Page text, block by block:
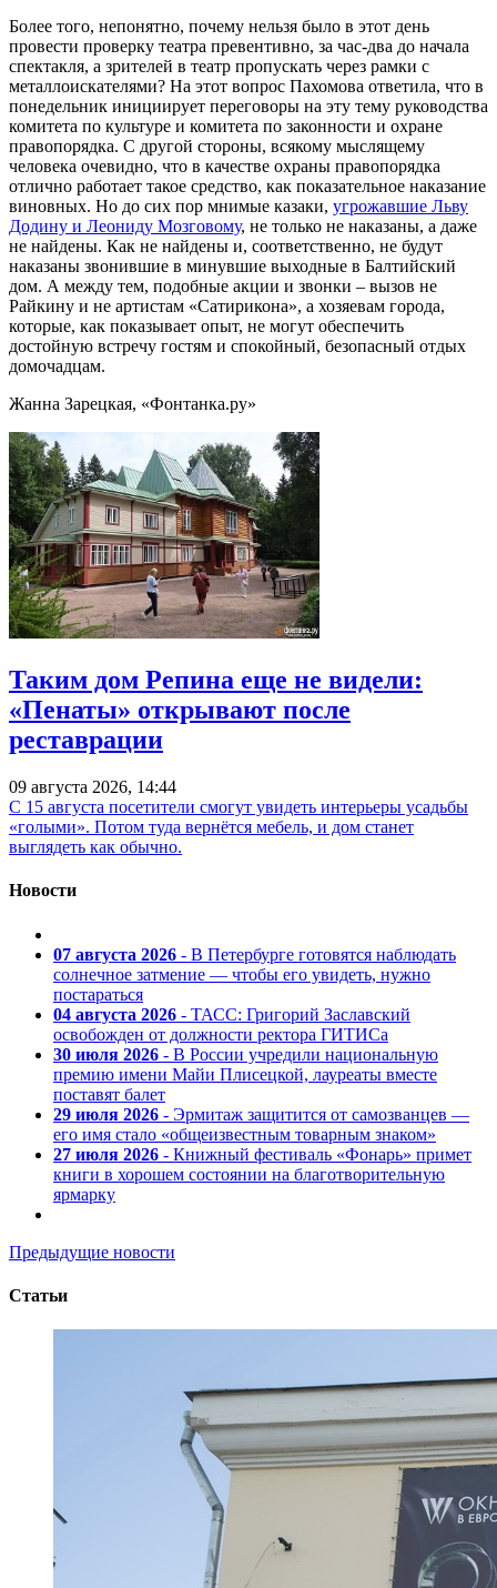
Более того, непонятно, почему нельзя было в этот день
провести проверку театра превентивно, за час-два до начала
спектакля, а зрителей в театр пропускать через рамки с
металлоискателями? На этот вопрос Пахомова ответила, что в
понедельник инициирует переговоры на эту тему руководства
комитета по культуре и комитета по законности и охране
правопорядка. С другой стороны, всякому мыслящему
человека очевидно, что в качестве охраны правопорядка
отлично работает такое средство, как показательное наказание
виновных. Но до сих пор мнимые казаки, угрожавшие Льву
Додину и Леониду Мозговому, не только не наказаны, а даже
не найдены. Как не найдены и, соответственно, не будут
наказаны звонившие в минувшие выходные в Балтийский
дом. А между тем, подобные акции и звонки – вызов не
Райкину и не артистам «Сатирикона», а хозяевам города,
которые, как показывает опыт, не могут обеспечить
достойную встречу гостям и спокойный, безопасный отдых
домочадцам.
Жанна Зарецкая, «Фонтанка.ру»
Таким дом Репина еще не видели:
«Пенаты» открывают после
реставрации
09 августа 2026, 14:44
С 15 августа посетители смогут увидеть интерьеры усадьбы
«голыми». Потом туда вернётся мебель, и дом станет
выглядеть как обычно.
Новости
07 августа 2026 - В Петербурге готовятся наблюдать
солнечное затмение — чтобы его увидеть, нужно
постараться
04 августа 2026 - ТАСС: Григорий Заславский
освобожден от должности ректора ГИТИСа
30 июля 2026 - В России учредили национальную
премию имени Майи Плисецкой, лауреаты вместе
поставят балет
29 июля 2026 - Эрмитаж защитится от самозванцев —
его имя стало «общеизвестным товарным знаком»
27 июля 2026 - Книжный фестиваль «Фонарь» примет
книги в хорошем состоянии на благотворительную
ярмарку
Предыдущие новости
Статьи